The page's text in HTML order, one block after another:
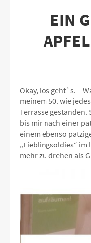
EIN
Okay, los geht`s. –
meinem 50. wie
Terrasse gestanden.
bis mir nach einer
einem ebenso
„Lieblingsoldies“ im
mehr zu drehen als